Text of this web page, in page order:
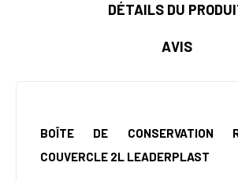
DÉTAILS DU
AVIS
BOÎTE DE CONSERVATION
COUVERCLE 2L LEADERPLAST